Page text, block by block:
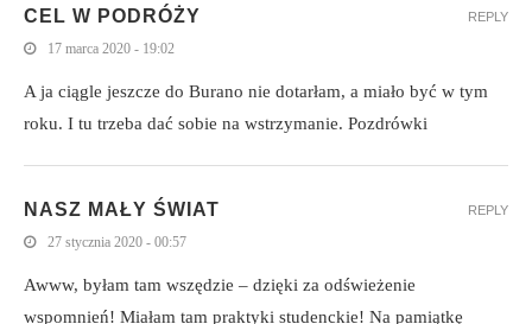
CEL W PODRÓŻY
17 marca 2020 - 19:02
A ja ciągle jeszcze do Burano nie dotarłam, a miało być w tym
roku. I tu trzeba dać sobie na wstrzymanie. Pozdrówki
REPLY
NASZ MAŁY ŚWIAT
27 stycznia 2020 - 00:57
Awww, byłam tam wszędzie – dzięki za odświeżenie
wspomnień! Miałam tam praktyki studenckie! Na pamiątkę
REPLY